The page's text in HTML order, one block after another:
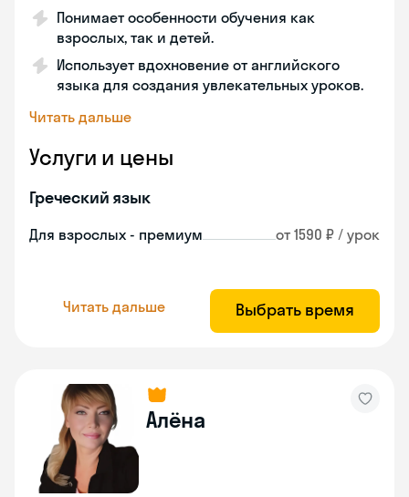
Понимает особенности обучения как
взрослых, так и детей.
Использует вдохновение от английского
языка для создания увлекательных уроков.
Читать дальше
Услуги и цены
Греческий язык
Для взрослых - премиум от 1590 ₽ / урок
Читать дальше Выбрать время
Алёна